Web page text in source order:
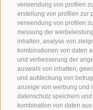
verwendung von profilen
erstellung von profilen zur
verwendung von profilen
messung der
inhalten, analyse von
kombinationen von daten
und verbesserung der
auswahl von inhalten,
und aufdeckung von
anzeige von werbung und
datenschutz speichern
kombination von daten